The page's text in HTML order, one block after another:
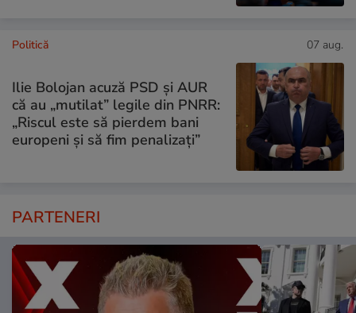
Politică 07 aug.
Ilie Bolojan acuză PSD și AUR
că au „mutilat” legile din PNRR:
„Riscul este să pierdem bani
europeni și să fim penalizați”
PARTENERI